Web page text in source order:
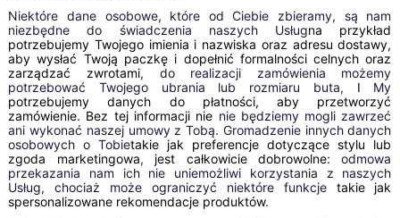
Niektóre dane osobowe, które od Ciebie zbieramy, są nam
niezbędne do świadczenia naszych Usługna przykład
potrzebujemy Twojego imienia i nazwiska oraz adresu dostawy,
aby wysłać Twoją paczkę i dopełnić formalności celnych oraz
zarządzać zwrotami, do realizacji zamówienia możemy
potrzebować Twojego ubrania lub rozmiaru buta, I My
potrzebujemy danych do płatności, aby przetworzyć
zamówienie. Bez tej informacji nie nie będziemy mogli zawrzeć
ani wykonać naszej umowy z Tobą. Gromadzenie innych danych
osobowych o Tobietakie jak preferencje dotyczące stylu lub
zgoda marketingowa, jest całkowicie dobrowolne:odmowa
przekazania nam ich nie uniemożliwi korzystania z naszych
Usług, chociaż może ograniczyć niektóre funkcjetakie jak
spersonalizowane rekomendacje produktów.